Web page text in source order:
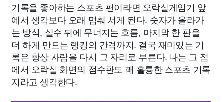
기록을 좋아하는 스포츠 팬이라면 오락실게임기 앞
에서 생각보다 오래 멈춰 서게 된다. 숫자가 올라가
는 방식, 실수 뒤에 무너지는 흐름, 마지막 한 판을
더 하게 만드는 랭킹의 간격까지. 결국 재미있는 기
록은 항상 사람을 다시 그 자리로 부른다. 나는 그 점
에서 오락실 화면의 점수판도 꽤 훌륭한 스포츠 기록
지라고 생각한다.